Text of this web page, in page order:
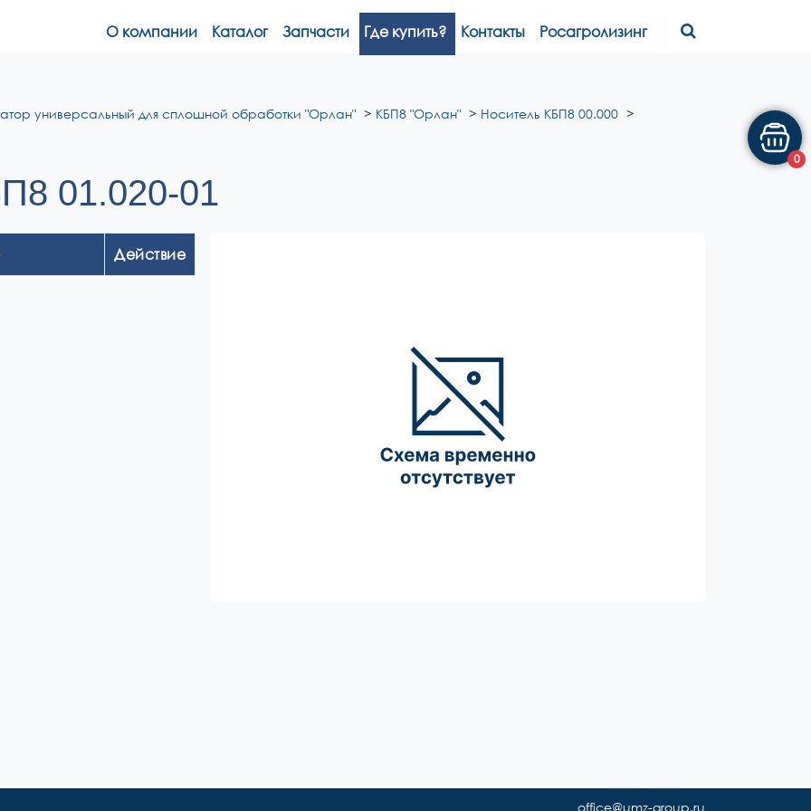
О компании Каталог Запчасти Где купить? Контакты Росагролизинг
универсальный для сплошной обработки "Орлан" КБП8 "Орлан"
Носитель КБП8 00.000
01.020-01
Действие
office@umz-group.ru
0